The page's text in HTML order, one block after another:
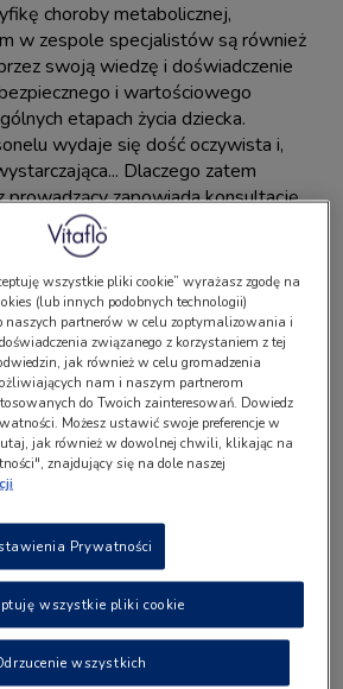
choroby metabolicznej,
w zespole specjalistów są również
swoją wiedzę i doświadczenie
i wartościowego
etapach życia dziecka.
wydaje się dość oczywista i,
Dlaczego zatem
prowadzący zapowiada konsultację
spotykać się z
przy leczeniu
się otwarcia oraz świadomości,
wciąż podchodzi do specjalisty –
dystansem. Obawiamy się
wiemy bowiem czego się
jak się zachować. Może
pozytywne) doświadczenia
opinie znajomych o tym zawodzie.
pojawia się szybkie,
„psycholog – czyli coś jest ze
wszystkie pliki cookie” wyrażasz zgodę na
(lub innych podobnych technologii)
naszych partnerów w celu zoptymalizowania i
związanego z korzystaniem z tej
jak również w celu gromadzenia
nam i naszym partnerom
do Twoich zainteresowań. Dowiedz
Możesz ustawić swoje preferencje w
jak również w dowolnej chwili, klikając na
znajdujący się na dole naszej
Prywatności
wszystkich
wszystkie pliki cookie